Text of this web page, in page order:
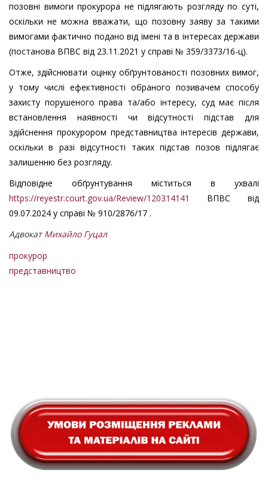
позовні вимоги прокурора не підлягають розгляду по суті,
оскільки не можна вважати, що позовну заяву за такими
вимогами фактично подано від імені та в інтересах держави
(постанова ВПВС від 23.11.2021 у справі № 359/3373/16-ц).
Отже, здійснювати оцінку обґрунтованості позовних вимог,
у тому числі ефективності обраного позивачем способу
захисту порушеного права та/або інтересу, суд має після
встановлення наявності чи відсутності підстав для
здійснення прокурором представництва інтересів держави,
оскільки в разі відсутності таких підстав позов підлягає
залишенню без розгляду.
Відповідне обґрунтування міститься в ухвалі
https://reyestr.court.gov.ua/Review/120314141
ВПВС від
09.07.2024 у справі № 910/2876/17 .
Адвокат Михайло Гуцал
прокурор
представництво